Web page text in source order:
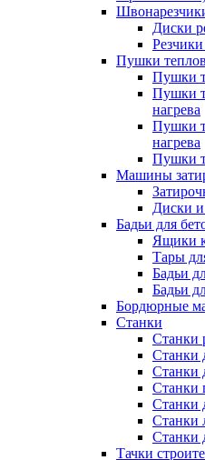
Диски
Пушки
Пушки
Пушки
нагрева
Пушки
нагрева
Пушки
Машины
Диски
Бадьи для
Ящики
Тары
Бадьи
Бадьи
Бордюрные
Станки
Станки
Станки
Станки
Станки
Станки
Станки
Станки
Тачки